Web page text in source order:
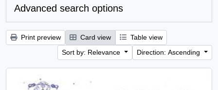
Advanced search options
Print preview Card view
Table view
Sort by: Relevance
Direction: Ascending